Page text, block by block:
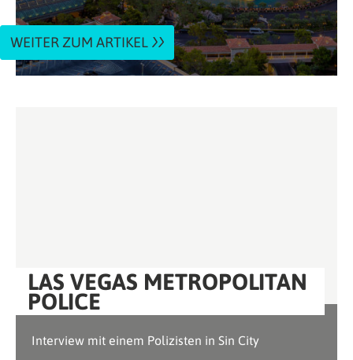
WEITER ZUM ARTIKEL
LAS VEGAS METROPOLITAN
POLICE
Interview mit einem Polizisten in Sin City